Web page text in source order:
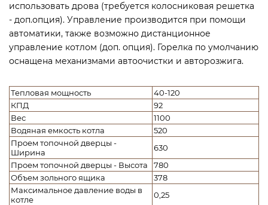
использовать дрова (требуется колосниковая решетка
- доп.опция). Управление производится при помощи
автоматики, также возможно дистанционное
управление котлом (доп. опция). Горелка по умолчанию
оснащена механизмами автоочистки и авторозжига.
Тепловая мощность
40-120
КПД
92
Вес
1100
Водяная емкость котла
520
Проем топочной дверцы -
Ширина
630
Проем топочной дверцы - Высота
780
Объем зольного ящика
378
Максимальное давление воды в
котле
0,25